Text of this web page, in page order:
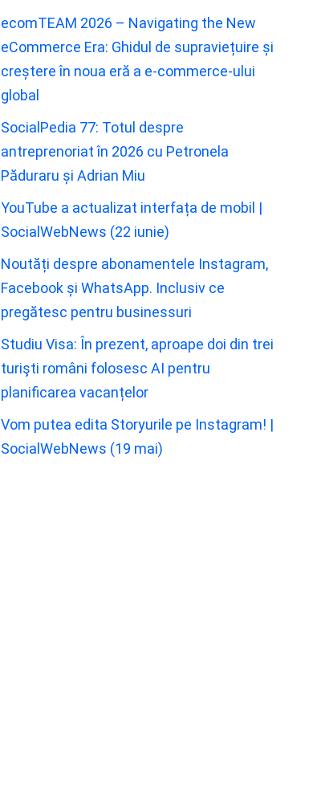
ecomTEAM 2026 – Navigating the New
eCommerce Era: Ghidul de supraviețuire și
creștere în noua eră a e-commerce-ului
global
SocialPedia 77: Totul despre
antreprenoriat în 2026 cu Petronela
Păduraru și Adrian Miu
YouTube a actualizat interfața de mobil |
SocialWebNews (22 iunie)
Noutăți despre abonamentele Instagram,
Facebook și WhatsApp. Inclusiv ce
pregătesc pentru businessuri
Studiu Visa: În prezent, aproape doi din trei
turişti români folosesc AI pentru
planificarea vacanțelor
Vom putea edita Storyurile pe Instagram! |
SocialWebNews (19 mai)